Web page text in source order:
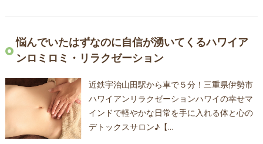
悩んでいたはずなのに自信が湧いてくるハワイア
ンロミロミ・リラクゼーション
近鉄宇治山田駅から車で５分！三重県伊勢市
ハワイアンリラクゼーションハワイの幸せマ
インドで軽やかな日常を手に入れる体と心の
デトックスサロン♪【…